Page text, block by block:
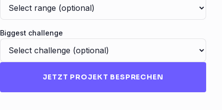
Biggest challenge
JETZT PROJEKT BESPRECHEN